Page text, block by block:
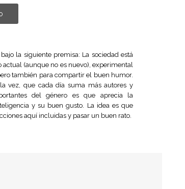
la siguiente premisa: La sociedad está
(aunque no es nuevo), experimental
también para compartir el buen humor.
vez, que cada día suma más autores y
del género es que aprecia la
y su buen gusto. La idea es que
aquí incluidas y pasar un buen rato.